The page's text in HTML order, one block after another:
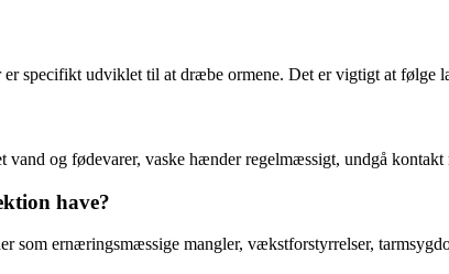
specifikt udviklet til at dræbe ormene. Det er vigtigt at følge
og fødevarer, vaske hænder regelmæssigt, undgå
have?
som ernæringsmæssige mangler, vækstforstyrrelser,